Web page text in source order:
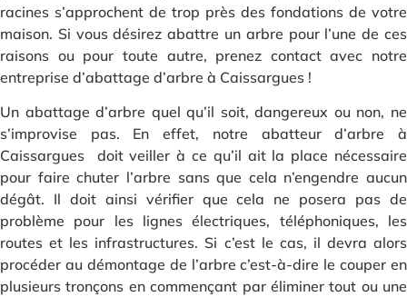
racines s’approchent de trop près des fondations de votre
maison. Si vous désirez abattre un arbre pour l’une de ces
raisons ou pour toute autre, prenez contact avec notre
entreprise d’abattage d’arbre à Caissargues !
Un abattage d’arbre quel qu’il soit, dangereux ou non, ne
s’improvise pas. En effet, notre abatteur d’arbre à
Caissargues doit veiller à ce qu’il ait la place nécessaire
pour faire chuter l’arbre sans que cela n’engendre aucun
dégât. Il doit ainsi vérifier que cela ne posera pas de
problème pour les lignes électriques, téléphoniques, les
routes et les infrastructures. Si c’est le cas, il devra alors
procéder au démontage de l’arbre c’est-à-dire le couper en
plusieurs tronçons en commençant par éliminer tout ou une